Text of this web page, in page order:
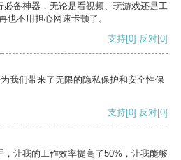
备神器，无论是看视频、玩游戏还是工
也不用担心网速卡顿了。
支持[0] 反对[0]
我们带来了无限的隐私保护和安全性保
支持[0] 反对[0]
让我的工作效率提高了50%，让我能够